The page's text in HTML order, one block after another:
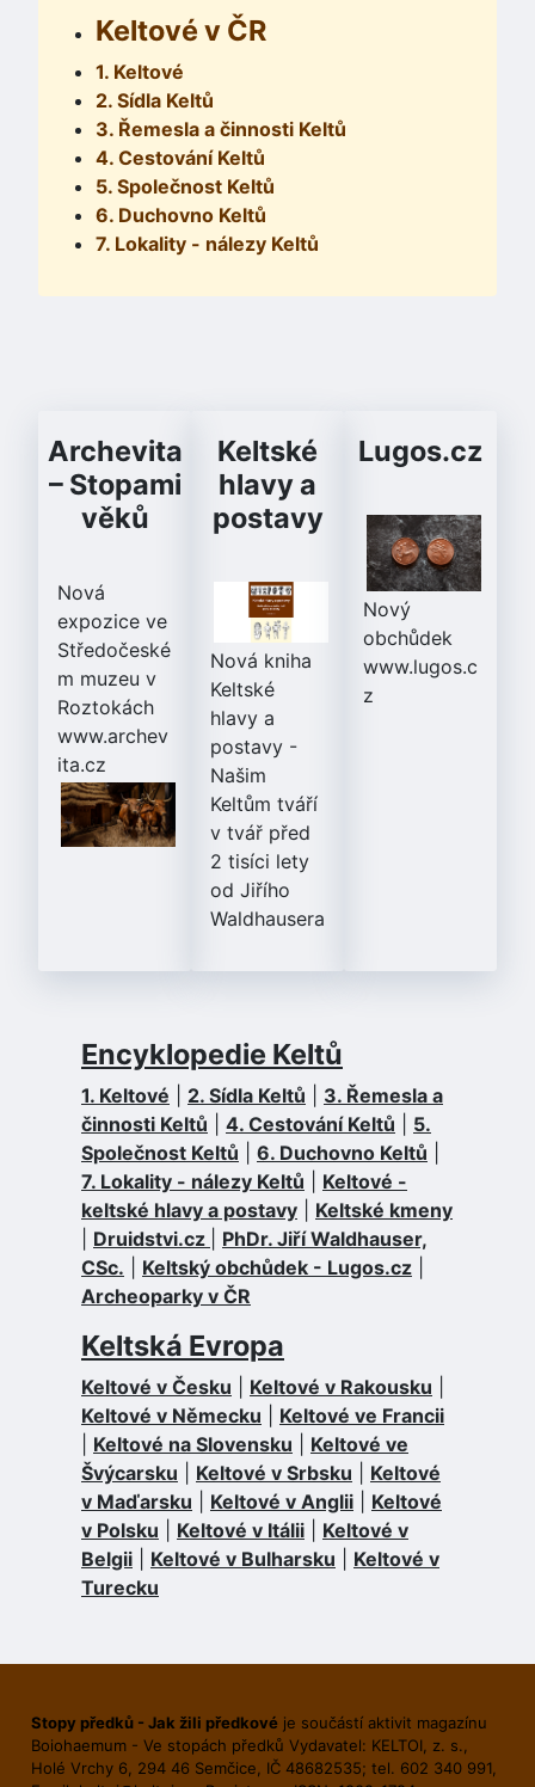
Keltové v ČR
1. Keltové
2. Sídla Keltů
3. Řemesla a činnosti Keltů
4. Cestování Keltů
5. Společnost Keltů
6. Duchovno Keltů
7. Lokality - nálezy Keltů
Archevita
– Stopami
věků
Nová
expozice ve
Středočeské
m muzeu v
Roztokách
www.archev
ita.cz
Keltské
hlavy a
postavy
Nová kniha
Keltské
hlavy a
postavy -
Našim
Keltům tváří
v tvář před
2 tisíci lety
od Jiřího
Waldhausera
Lugos.cz
Nový
obchůdek
www.lugos.c
z
Encyklopedie Keltů
1. Keltové 2. Sídla Keltů
3. Řemesla a
činnosti Keltů
4. Cestování Keltů
5.
Společnost Keltů
6. Duchovno Keltů
7. Lokality - nálezy Keltů
Keltové -
keltské hlavy a postavy
Keltské kmeny
Druidstvi.cz
PhDr. Jiří Waldhauser,
CSc.
Keltský obchůdek - Lugos.cz
Archeoparky v ČR
Keltská Evropa
Keltové v Česku Keltové v Rakousku
Keltové v Německu
Keltové ve Francii
Keltové na Slovensku
Keltové ve
Švýcarsku
Keltové v Srbsku
Keltové
v Maďarsku
Keltové v Anglii
Keltové
v Polsku
Keltové v Itálii
Keltové v
Belgii
Keltové v Bulharsku
Keltové v
Turecku
Stopy předků - Jak žili předkové je součástí aktivit magazínu
Boiohaemum - Ve stopách předků Vydavatel: KELTOI, z. s.,
Holé Vrchy 6, 294 46 Semčice, IČ 48682535; tel. 602 340 991,